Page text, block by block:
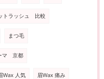
トラッシュ 比較
まつ毛
マ 京都
Wax 人気 眉Wax 痛み